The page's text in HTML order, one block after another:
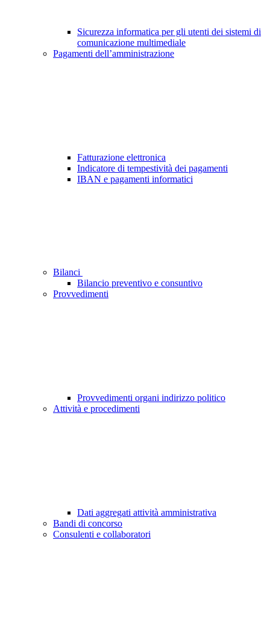
Sicurezza informatica per gli utenti dei sistemi di
comunicazione multimediale
Pagamenti dell’amministrazione
Fatturazione elettronica
Indicatore di tempestività dei pagamenti
IBAN e pagamenti informatici
Bilanci
Bilancio preventivo e consuntivo
Provvedimenti
Provvedimenti organi indirizzo politico
Attività e procedimenti
Dati aggregati attività amministrativa
Bandi di concorso
Consulenti e collaboratori